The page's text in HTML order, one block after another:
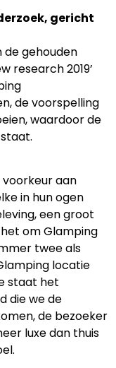
gericht
de gehouden
research 2019’
de voorspelling
waardoor de
voorkeur aan
in hun ogen
een groot
om Glamping
twee als
locatie
staat het
die we de
de bezoeker
luxe dan thuis